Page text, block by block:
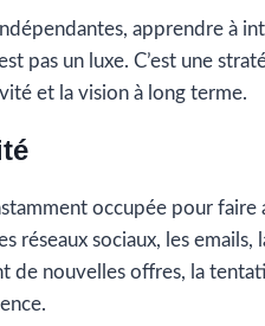
apprendre à
pas un luxe. C’est une
et la vision à long terme.
occupée pour faire
réseaux sociaux, les emails,
de nouvelles offres, la